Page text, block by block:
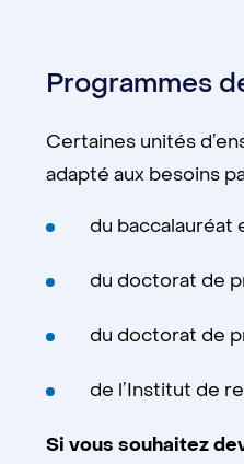
Programmes
Certaines unités
adapté aux besoins
du baccalauréat
du doctorat de
du doctorat de
de l’Institut de
Si vous souhaitez